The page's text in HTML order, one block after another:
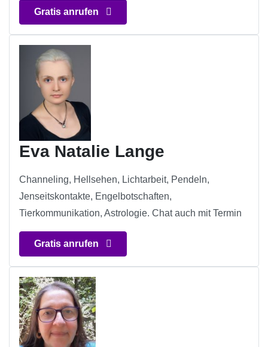
Gratis anrufen
Eva Natalie Lange
Channeling, Hellsehen, Lichtarbeit, Pendeln,
Jenseitskontakte, Engelbotschaften,
Tierkommunikation, Astrologie. Chat auch mit Termin
Gratis anrufen